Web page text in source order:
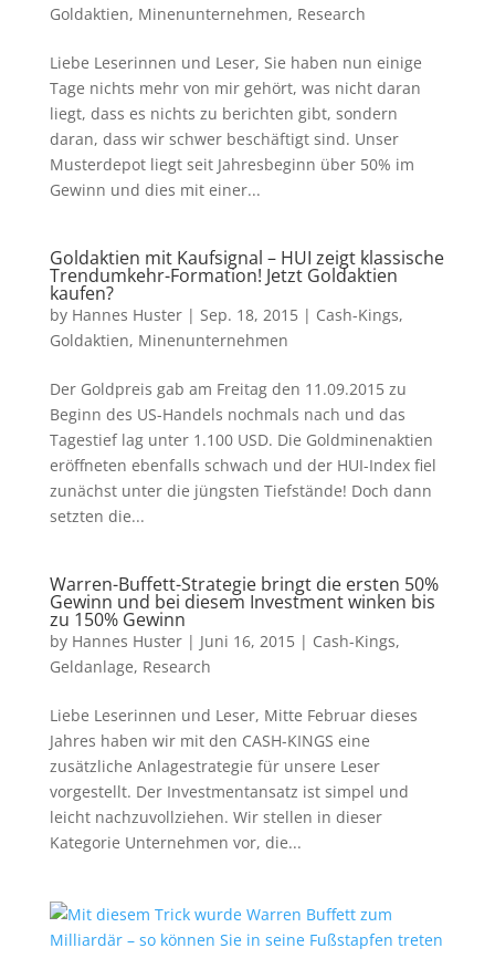
Goldaktien, Minenunternehmen, Research
Liebe Leserinnen und Leser, Sie haben nun einige
Tage nichts mehr von mir gehört, was nicht daran
liegt, dass es nichts zu berichten gibt, sondern
daran, dass wir schwer beschäftigt sind. Unser
Musterdepot liegt seit Jahresbeginn über 50% im
Gewinn und dies mit einer...
Goldaktien mit Kaufsignal – HUI zeigt klassische
Trendumkehr-Formation! Jetzt Goldaktien
kaufen?
by Hannes Huster| Sep. 18, 2015| Cash-Kings,
Goldaktien, Minenunternehmen
Der Goldpreis gab am Freitag den 11.09.2015 zu
Beginn des US-Handels nochmals nach und das
Tagestief lag unter 1.100 USD. Die Goldminenaktien
eröffneten ebenfalls schwach und der HUI-Index fiel
zunächst unter die jüngsten Tiefstände! Doch dann
setzten die...
Warren-Buffett-Strategie bringt die ersten 50%
Gewinn und bei diesem Investment winken bis
zu 150% Gewinn
by Hannes Huster| Juni 16, 2015| Cash-Kings,
Geldanlage, Research
Liebe Leserinnen und Leser, Mitte Februar dieses
Jahres haben wir mit den CASH-KINGS eine
zusätzliche Anlagestrategie für unsere Leser
vorgestellt. Der Investmentansatz ist simpel und
leicht nachzuvollziehen. Wir stellen in dieser
Kategorie Unternehmen vor, die...